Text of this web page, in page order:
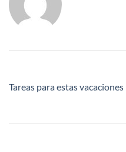
Tareas para estas vacaciones